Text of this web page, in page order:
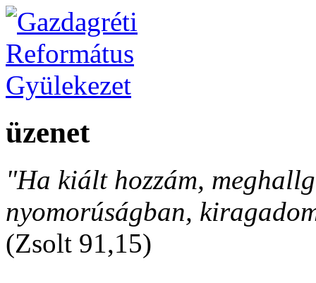
üzenet
"Ha kiált hozzám,
nyomorúságban,
(Zsolt 91,15)